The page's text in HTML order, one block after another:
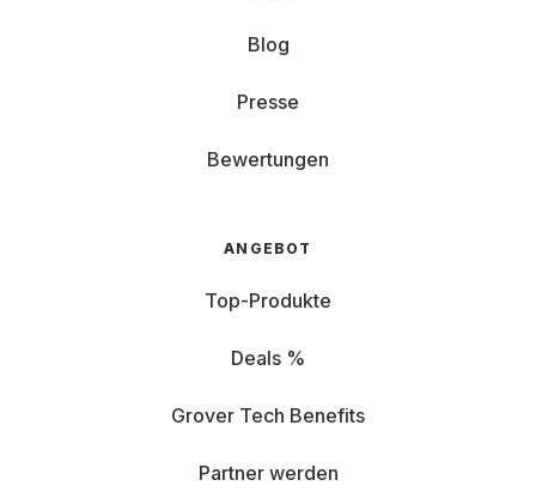
Blog
Presse
Bewertungen
ANGEBOT
Top-Produkte
Deals %
Grover Tech Benefits
Partner werden